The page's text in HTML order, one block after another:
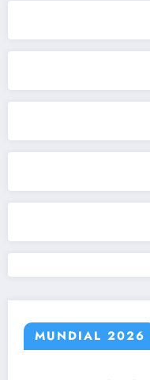
MUNDIAL 2026